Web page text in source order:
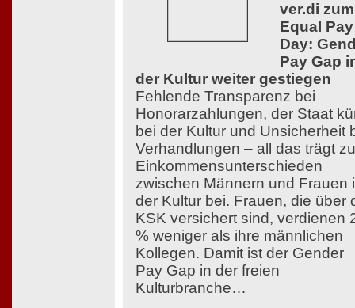
ver.di zum
Equal Pay
Day:
Pay Gap
der Kultur weiter gestiegen
Fehlende Transparenz bei
Honorarzahlungen, der Staat
bei der Kultur und Unsicherheit
Verhandlungen – all das trägt zu
Einkommensunterschieden
zwischen Männern und Frauen
der Kultur bei. Frauen, die über
KSK versichert sind, verdienen
% weniger als ihre männlichen
Kollegen. Damit ist der Gender
Pay Gap in der freien
Kulturbranche…